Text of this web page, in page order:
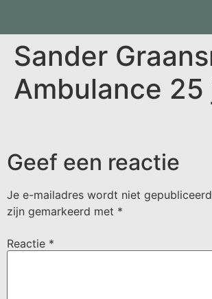
Sander
Ambulance 25
Geef een reactie
Je e-mailadres wordt niet
zijn gemarkeerd met *
Reactie *